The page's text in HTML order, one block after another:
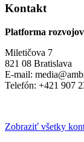
Kontakt
Platforma
Miletičova 7
821 08 Bratislava
E-mail:
Telefón: +421 907
Zobraziť všetky